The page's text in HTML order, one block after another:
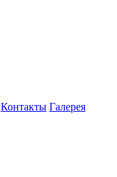
Контакты Галерея